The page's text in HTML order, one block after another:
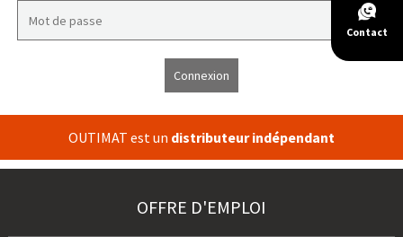
Connexion
OUTIMAT est un distributeur indépendant
OFFRE D'EMPLOI
Contact